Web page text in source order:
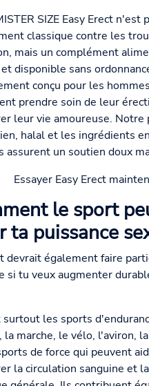
SIZE Easy Erect n'est
classique contre les
mais un complément
disponible sans
conçu pour les
prendre soin de leur
leur vie amoureuse. Notre
halal et les ingrédients
assurent un soutien doux
Essayer Easy Erect
le sport
ta puissance
devrait également faire
si tu veux augmenter
surtout les sports
la marche, le vélo, l'aviron,
de force qui peuvent
la circulation sanguine et